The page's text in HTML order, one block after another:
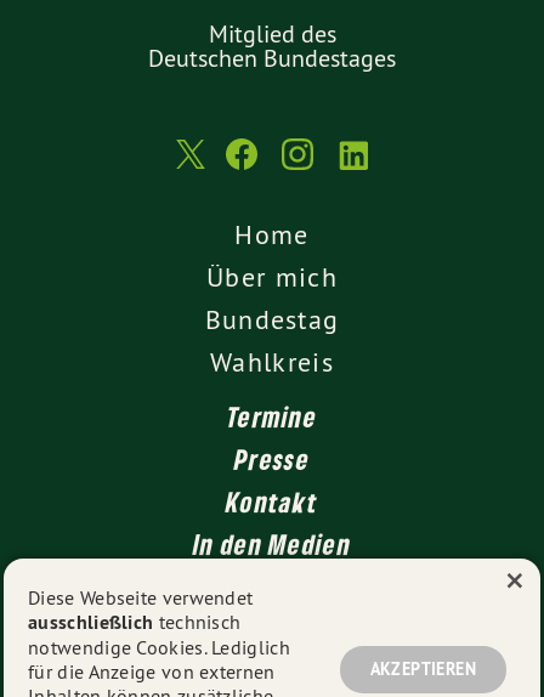
Mitglied des
Deutschen Bundestages
Home
Über mich
Bundestag
Wahlkreis
Termine
Presse
Kontakt
In den Medien
Impressum
Datenschutz
Diese Webseite verwendet
ausschließlich technisch
notwendige Cookies. Lediglich
für die Anzeige von externen
AKZEPTIEREN
×